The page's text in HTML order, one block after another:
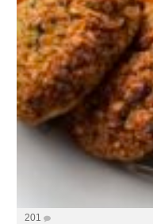
201